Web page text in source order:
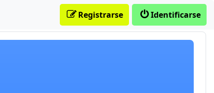
Identificarse
Registrarse